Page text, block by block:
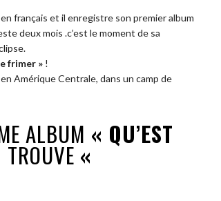
français et il enregistre son premier album
deux mois .c’est le moment de sa
frimer » !
Amérique Centrale, dans un camp de
ALBUM « QU’EST
«